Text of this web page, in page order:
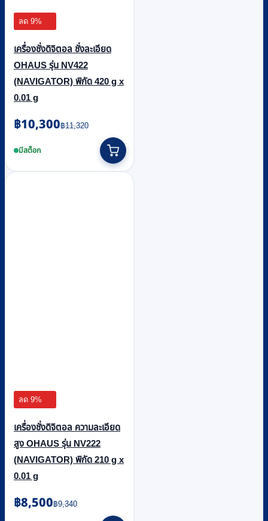
ลด 9%
เครื่องชั่งดิจิตอล ชั่งละเอียด
OHAUS รุ่น NV422
(NAVIGATOR) พิกัด 420 g x
0.01 g
฿11,320
Original
price
was:
฿10,300
Current
price
is:มีสต็อก
ลด 9%
เครื่องชั่งดิจิตอล ความละเอียด
สูง OHAUS รุ่น NV222
(NAVIGATOR) พิกัด 210 g x
0.01 g
฿9,340
Original
price
฿8,500
Current
price